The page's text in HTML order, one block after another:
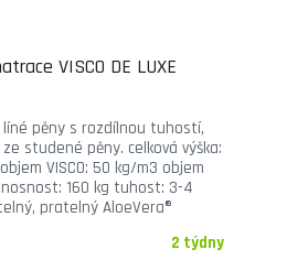
VISCO DE LUXE
líné pěny s rozdílnou tuhostí,
studené pěny. celková výška:
VISCO: 50 kg/m3 objem
nosnost: 160 kg tuhost: 3-4
pratelný AloeVera®
2 týdny